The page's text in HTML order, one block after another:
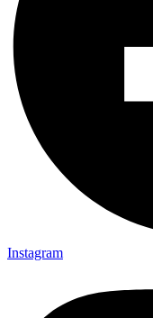
Instagram